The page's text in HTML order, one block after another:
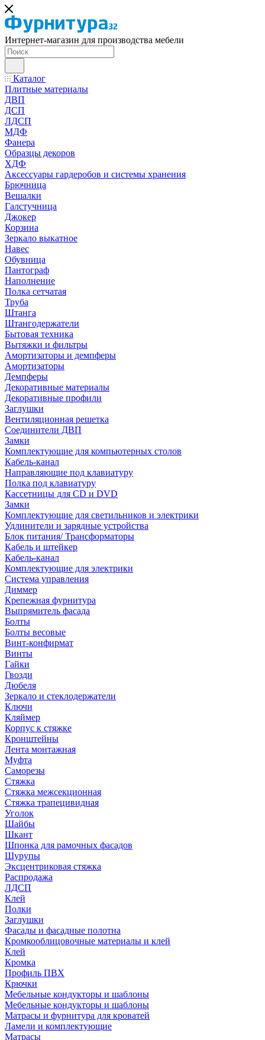
Интернет-магазин для производства мебели
Каталог
Плитные материалы
ДВП
ДСП
ЛДСП
МДФ
Фанера
Образцы декоров
ХДФ
Аксессуары гардеробов и системы хранения
Брючница
Вешалки
Галстучница
Джокер
Корзина
Зеркало выкатное
Навес
Обувница
Пантограф
Наполнение
Полка сетчатая
Труба
Штанга
Штангодержатели
Бытовая техника
Вытяжки и фильтры
Амортизаторы и демпферы
Амортизаторы
Демпферы
Декоративные материалы
Декоративные профили
Заглушки
Вентиляционная решетка
Соединители ДВП
Замки
Комплектующие для компьютерных столов
Кабель-канал
Направляющие под клавиатуру
Полка под клавиатуру
Кассетницы для CD и DVD
Замки
Комплектующие для светильников и электрики
Удлинители и зарядные устройства
Блок питания/ Трансформаторы
Кабель и штейкер
Кабель-канал
Комплектующие для электрики
Система управления
Диммер
Крепежная фурнитура
Выпрямитель фасада
Болты
Болты весовые
Винт-конфирмат
Винты
Гайки
Гвозди
Дюбеля
Зеркало и стеклодержатели
Ключи
Кляймер
Корпус к стяжке
Кронштейны
Лента монтажная
Муфта
Саморезы
Стяжка
Стяжка межсекционная
Стяжка трапецивидная
Уголок
Шайбы
Шкант
Шпонка для рамочных фасадов
Шурупы
Эксцентриковая стяжка
Распродажа
ЛДСП
Клей
Полки
Заглушки
Фасады и фасадные полотна
Кромкооблицовочные материалы и клей
Клей
Кромка
Профиль ПВХ
Крючки
Мебельные кондукторы и шаблоны
Мебельные кондукторы и шаблоны
Матрасы и фурнитура для кроватей
Ламели и комплектующие
Матрасы